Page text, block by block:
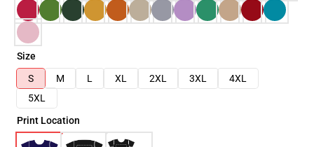
Size
S
M L XL 2XL 3XL
4XL
5XL
Print Location